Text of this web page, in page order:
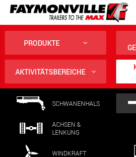
PRODUKTE
AKTIVITÄTSBEREICHE
SCHWANENHALS
ACHSEN &
LENKUNG
WINDKRAFT